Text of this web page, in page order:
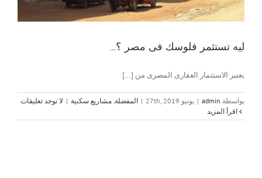
ليه تستثمر فلوسك فى مصر ؟….
يعتبر الاستثمار العقارى المصرى من [...]
بواسطة admin
| يونيو 27th, 2019 | المفضلة مشاريع سكنية | لا توجد تعليقات